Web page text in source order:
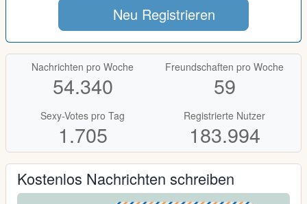
Neu Registrieren
Nachrichten pro Woche
54.340
Freundschaften pro Woche
59
Sexy-Votes pro Tag
1.705
Registrierte Nutzer
183.994
Kostenlos Nachrichten schreiben